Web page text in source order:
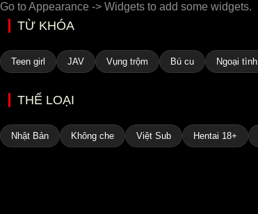
Go to Appearance -> Widgets to add some widgets.
TỪ KHÓA
Teen girl JAV Vụng trộm Bú cu Ngoại tình
THỂ LOẠI
Nhật Bản Không che Việt Sub Hentai 18+